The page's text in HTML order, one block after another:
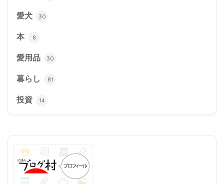
愛犬 30
本 8
愛用品 30
暮らし 81
投資 14